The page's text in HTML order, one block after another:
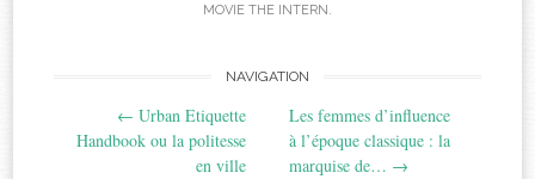
MOVIE THE INTERN.
navigation
NAVIGATION
← Urban Etiquette
Handbook ou la politesse
en ville
Les femmes d’influence
à l’époque classique : la
marquise de… →